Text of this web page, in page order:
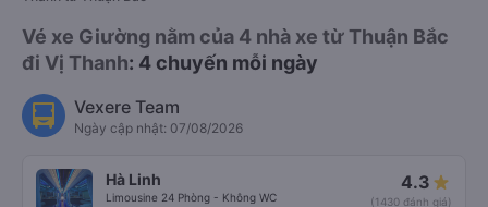
Vé xe Giường nằm của 4 nhà xe từ Thuận Bắc
đi Vị Thanh: 4 chuyến mỗi ngày
Vexere Team
Ngày cập nhật: 07/08/2026
Hà Linh
Limousine 24 Phòng - Không WC
4.3
(1430 đánh giá)